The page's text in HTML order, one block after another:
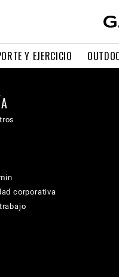
Y EJERCICIO
corporativa